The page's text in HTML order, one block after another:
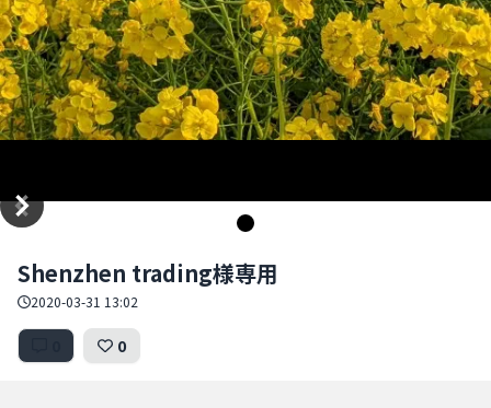
Shenzhen trading様専用
2020-03-31 13:02
0